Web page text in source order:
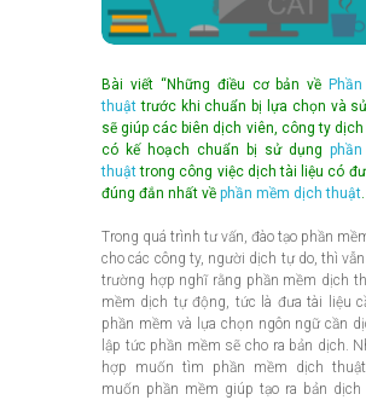
Bài viết “Những điều cơ bản về
thuật trước khi chuẩn bị lựa chọn và
sẽ giúp các biên dịch viên, công ty
có kế hoạch chuẩn bị sử dụng
thuậttrong công việc dịch tài liệu có
đúng đắn nhất về phần mềm dịch thuật
Trong quá trình tư vấn, đào tạo phần
cho các công ty, người dịch tự do, thì
trường hợp nghĩ rằng phần mềm dịch
mềm dịch tự động, tức là đưa tài liệu
phần mềm và lựa chọn ngôn ngữ cần
lập tức phần mềm sẽ cho ra bản dịch.
hợp muốn tìm phần mềm dịch
muốn phần mềm giúp tạo ra bản